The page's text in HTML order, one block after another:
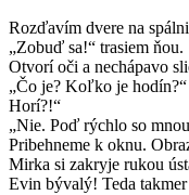
Rozďavím dvere na
„Zobuď sa!“ trasiem ňou.
Otvorí oči a nechápavo
„Čo je? Koľko je hodín?“
Horí?!“
„Nie. Poď rýchlo so
Pribehneme k oknu.
Mirka si zakryje rukou
Evin bývalý! Teda